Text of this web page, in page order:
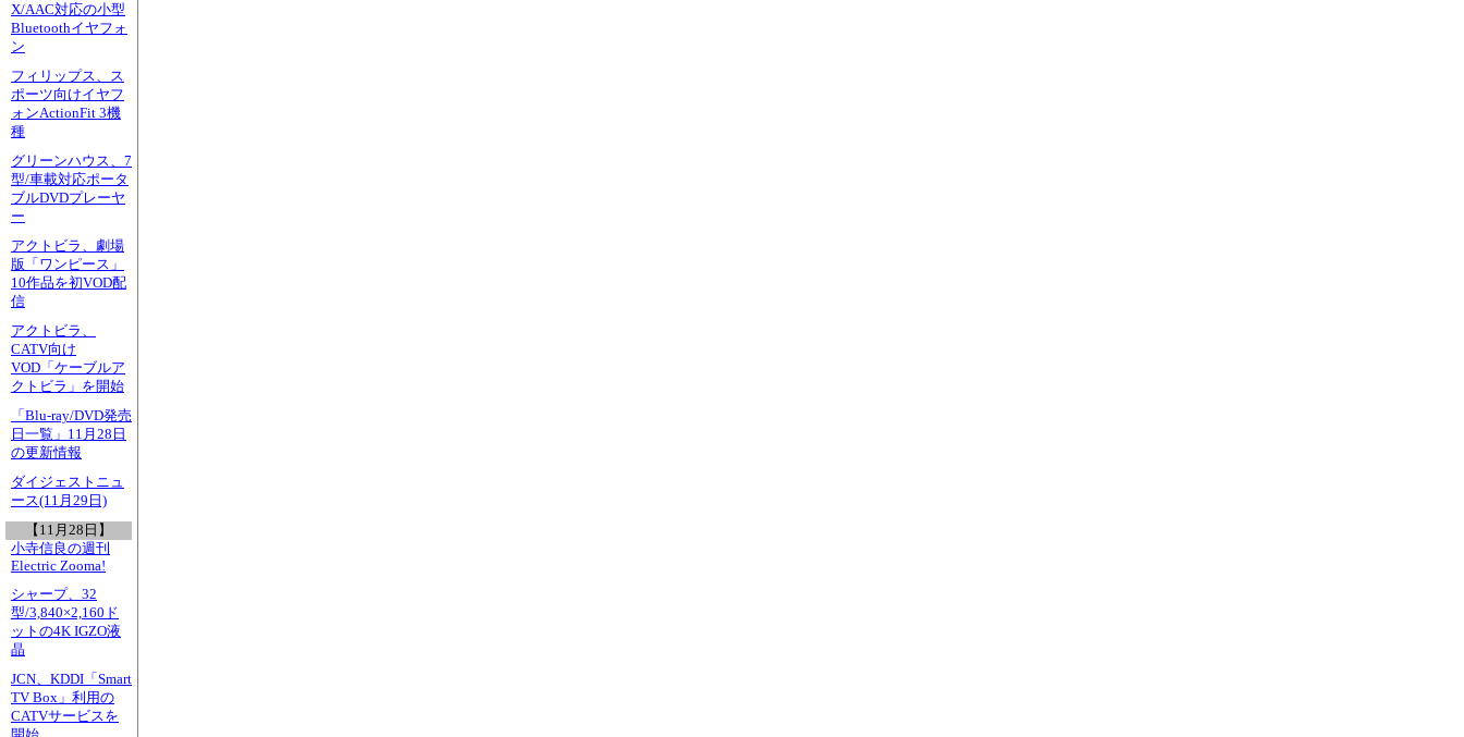
X/AAC対応の小型
Bluetoothイヤフォ
ン
フィリップス、ス
ポーツ向けイヤフ
ォンActionFit 3機
種
グリーンハウス、7
型/車載対応ポータ
ブルDVDプレーヤ
ー
アクトビラ、劇場
版「ワンピース」
10作品を初VOD配
信
アクトビラ、
CATV向け
VOD「ケーブルア
クトビラ」を開始
「Blu-ray/DVD発売
日一覧」11月28日
の更新情報
ダイジェストニュ
ース(11月29日)
【11月28日】
小寺信良の週刊
Electric Zooma!
シャープ、32
型/3,840×2,160ド
ットの4K IGZO液
晶
JCN、KDDI「Smart
TV Box」利用の
CATVサービスを